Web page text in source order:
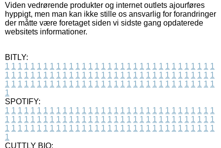
Viden vedrørende produkter og internet outlets ajourføres
hyppigt, men man kan ikke stille os ansvarlig for forandringer
der måtte være foretaget siden vi sidste gang opdaterede
websitets informationer.
BITLY:
1 1 1 1 1 1 1 1 1 1 1 1 1 1 1 1 1 1 1 1 1 1 1 1 1 1 1 1 1 1 1 1 1
1 1 1 1 1 1 1 1 1 1 1 1 1 1 1 1 1 1 1 1 1 1 1 1 1 1 1 1 1 1 1 1 1
1 1 1 1 1 1 1 1 1 1 1 1 1 1 1 1 1 1 1 1 1 1 1 1 1 1 1 1 1 1 1 1 1
1
SPOTIFY:
1 1 1 1 1 1 1 1 1 1 1 1 1 1 1 1 1 1 1 1 1 1 1 1 1 1 1 1 1 1 1 1 1
1 1 1 1 1 1 1 1 1 1 1 1 1 1 1 1 1 1 1 1 1 1 1 1 1 1 1 1 1 1 1 1 1
1 1 1 1 1 1 1 1 1 1 1 1 1 1 1 1 1 1 1 1 1 1 1 1 1 1 1 1 1 1 1 1 1
1
CUTTLY BIO: